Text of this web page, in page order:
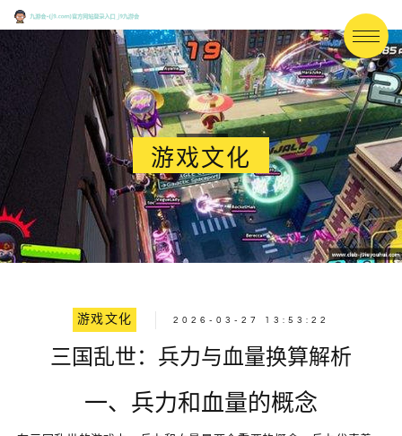
游戏文化
游戏文化 2026-03-27 13:53:22
三国乱世：兵力与血量换算解析
一、兵力和血量的概念